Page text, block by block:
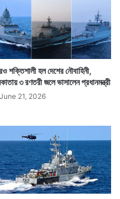
Kolkata News
শক্তিশালী হল দেশের নৌবাহিনী,
৩ রণতরী জলে ভাসালেন প্রধানমন্ত্রী
June 21, 2026